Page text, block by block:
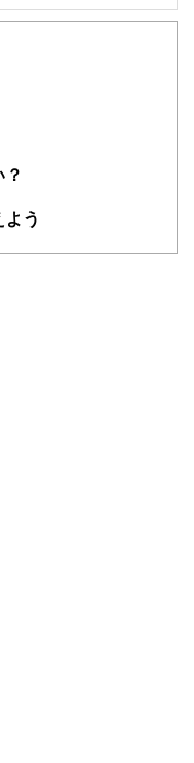
済に関する記事を、日々
わかりやすく発信していま
する書籍・雑誌の編集経
掲載まですべての工程に
続診断士、住宅ローンア
う